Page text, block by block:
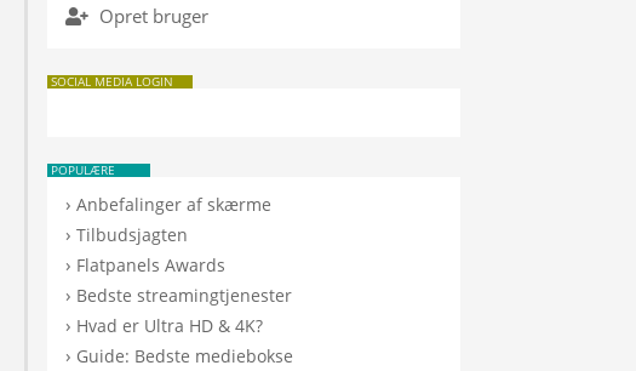
Opret bruger
SOCIAL MEDIA LOGIN
POPULÆRE
›Anbefalinger af skærme
›Tilbudsjagten
› Flatpanels Awards
› Bedste streamingtjenester
› Hvad er Ultra HD & 4K?
› Guide: Bedste mediebokse